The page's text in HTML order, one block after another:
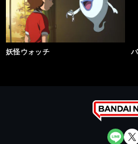
妖怪ウォッチ